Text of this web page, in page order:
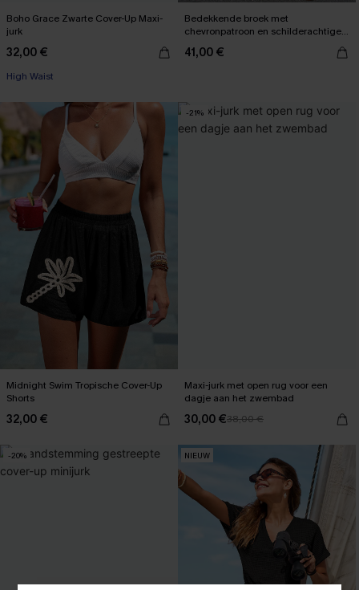
Boho Grace Zwarte Cover-Up Maxi-
jurk
32,00 €
High Waist
Bedekkende broek met
chevronpatroon en schilderachtige
41,00 €
Midnight Swim Tropische Cover-Up
Shorts
32,00 €
-21%
Maxi-jurk met open rug voor een
dagje aan het zwembad
30,00 €38,00 €
-20% NIEUW